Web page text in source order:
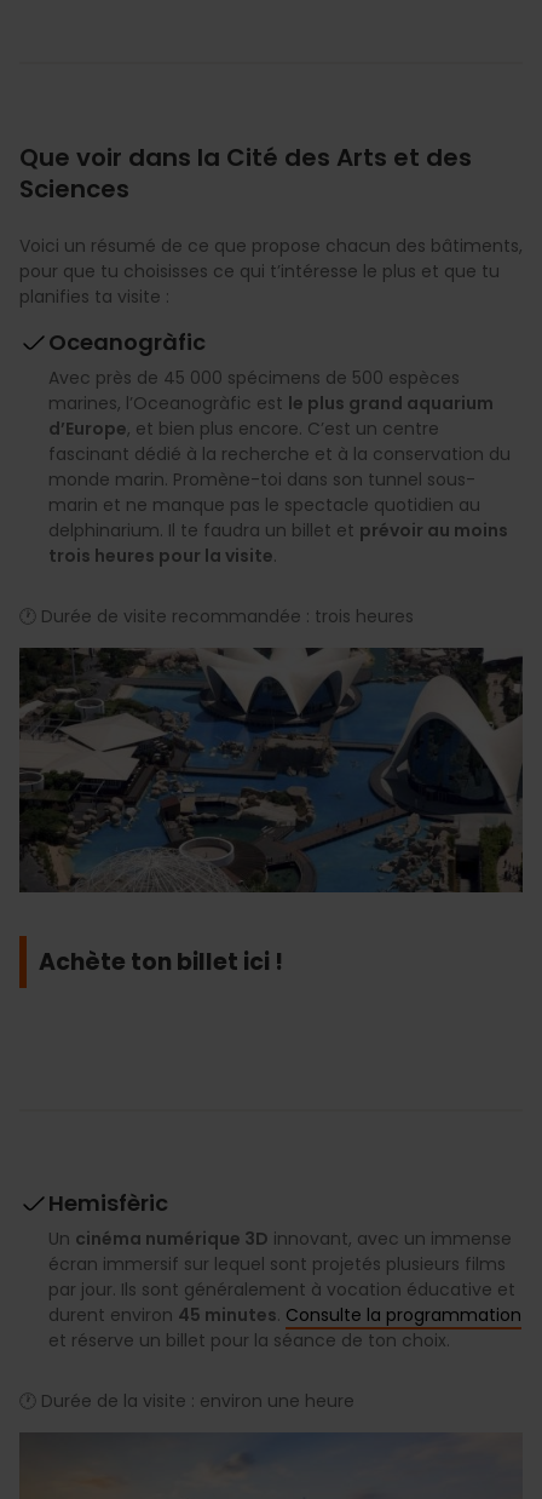
Que voir dans la Cité des Arts et des
Sciences
Voici un résumé de ce que propose chacun des bâtiments,
pour que tu choisisses ce qui t’intéresse le plus et que tu
planifies ta visite :
Oceanogràfic
Avec près de 45 000 spécimens de 500 espèces
marines, l’Oceanogràfic est le plus grand aquarium
d’Europe, et bien plus encore. C’est un centre
fascinant dédié à la recherche et à la conservation du
monde marin. Promène-toi dans son tunnel sous-
marin et ne manque pas le spectacle quotidien au
delphinarium. Il te faudra un billet et prévoir au moins
trois heures pour la visite.
🕐 Durée de visite recommandée : trois heures
Achète ton billet ici !
Hemisfèric
Un cinéma numérique 3D innovant, avec un immense
écran immersif sur lequel sont projetés plusieurs films
par jour. Ils sont généralement à vocation éducative et
durent environ 45 minutes. Consulte la programmation
et réserve un billet pour la séance de ton choix.
🕐 Durée de la visite : environ une heure